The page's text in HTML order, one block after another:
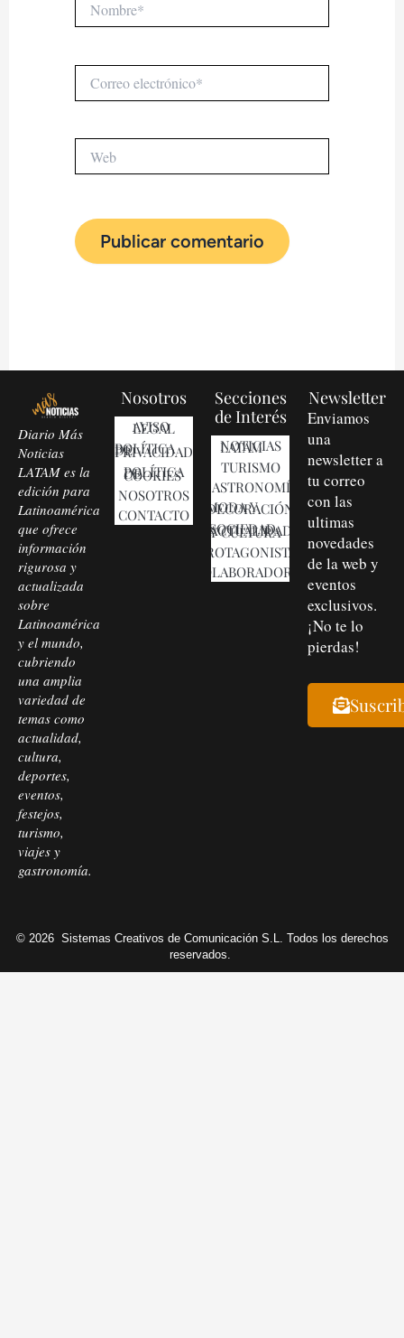
electrónico*
Diario Más
Noticias
LATAM es la
edición para
Latinoamérica
que ofrece
información
rigurosa y
actualizada
sobre
Latinoamérica
y el mundo,
cubriendo
una amplia
variedad de
temas como
actualidad,
cultura,
deportes,
eventos,
festejos,
turismo,
viajes y
gastronomía.
Nosotros
AVISO LEGAL
POLÍTICA DE PRIVACIDAD
POLÍTICA DE COOKIES
NOSOTROS
CONTACTO
Secciones
de Interés
NOTICIAS LATAM
TURISMO
GASTRONOMÍA
MODA Y DECORACIÓN
SOCIEDAD, ACTUALIDAD Y CULTURA
PROTAGONISTAS
COLABORADORES
Newsletter
Enviamos
una
newsletter a
tu correo
con las
ultimas
novedades
de la web y
eventos
exclusivos.
¡No te lo
pierdas!
© 2026 Sistemas Creativos de Comunicación S.L. Todos los derechos
reservados.